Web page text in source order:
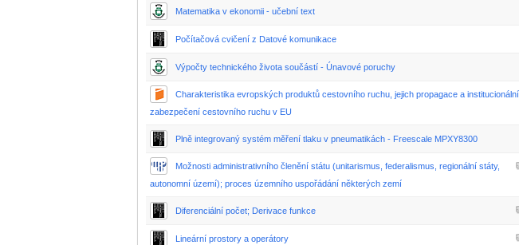
Matematika v ekonomii - učební text
Počítačová cvičení z Datové komunikace
Výpočty technického života součástí - Únavové poruchy
Charakteristika evropských produktů cestovního ruchu, jejich propagace a institucionální
zabezpečení cestovního ruchu v EU
Plně integrovaný systém měření tlaku v pneumatikách - Freescale MPXY8300
Možnosti administrativního členění státu (unitarismus, federalismus, regionální státy,
autonomní území); proces územního uspořádání některých zemí
Diferenciální počet; Derivace funkce
Lineární prostory a operátory